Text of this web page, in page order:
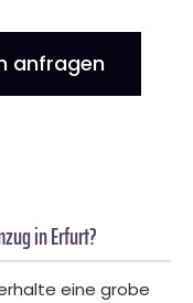
anfragen
in Erfurt?
eine grobe